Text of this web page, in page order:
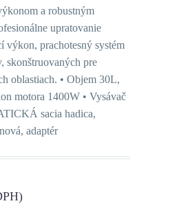
a robustným
upratovanie
výkon, prachotesný systém
skonštruovaných pre
oblastiach. • Objem 30L,
motora 1400W • Vysávač
sacia hadica,
adaptér